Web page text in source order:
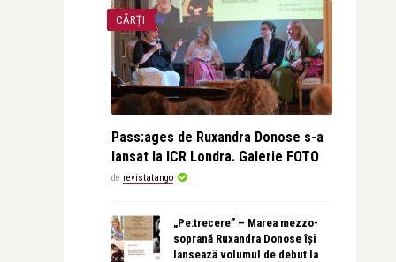
CĂRȚI
Pass:ages de Ruxandra Donose s-a
lansat la ICR Londra. Galerie FOTO
de revistatango
„Pe:trecere” – Marea mezzo-
soprană Ruxandra Donose își
lansează volumul de debut la